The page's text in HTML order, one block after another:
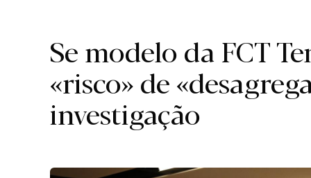
Se modelo da FCT
«risco» de
investigação